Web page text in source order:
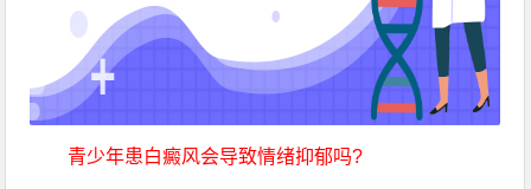
青少年患白癜风会导致情绪抑郁吗?